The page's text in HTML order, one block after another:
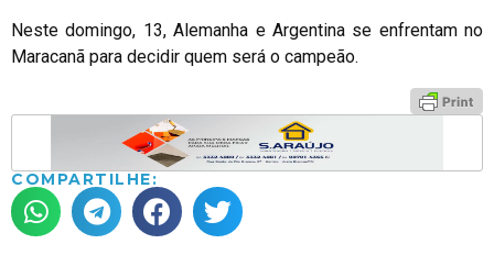
Neste domingo, 13, Alemanha e Argentina se enfrentam no
Maracanã para decidir quem será o campeão.
COMPARTILHE: